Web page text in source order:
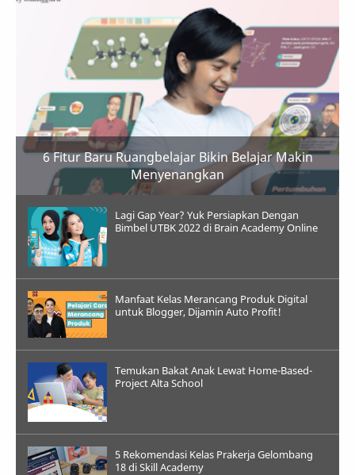
6 Fitur Baru Ruangbelajar Bikin Belajar Makin
Menyenangkan
Lagi Gap Year? Yuk Persiapkan Dengan
Bimbel UTBK 2022 di Brain Academy Online
Manfaat Kelas Merancang Produk Digital
untuk Blogger, Dijamin Auto Profit!
Temukan Bakat Anak Lewat Home-Based-
Project Alta School
5 Rekomendasi Kelas Prakerja Gelombang
18 di Skill Academy